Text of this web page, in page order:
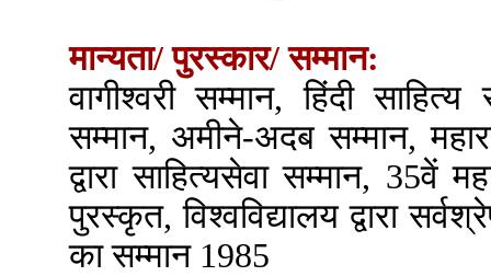
मान्यता/ पुरस्कार/ सम्मान:
वागीश्वरी सम्मान, हिंदी
सम्मान, अमीने-अदब सम्मान,
द्वारा साहित्यसेवा सम्मान, 35वें
पुरस्कृत, विश्वविद्यालय द्वारा
का सम्मान 1985